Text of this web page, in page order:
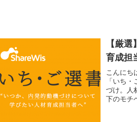
【厳
育成担
こんにち
「いち
づけ。人
下のモチ